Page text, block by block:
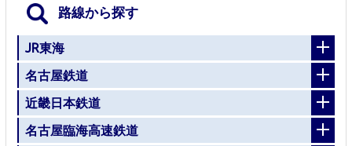
路線から探す
JR東海
名古屋鉄道
近畿日本鉄道
名古屋臨海高速鉄道